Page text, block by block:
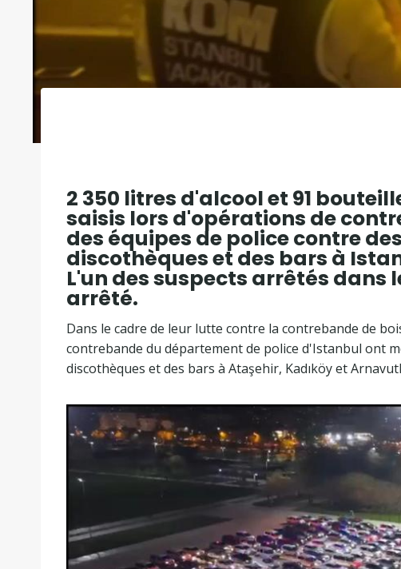
2 350 litres d'alcool et 91
saisis lors d'opérations de
des équipes de police contre
discothèques et des bars à
L'un des suspects arrêtés dans
arrêté.
Dans le cadre de leur lutte contre la contrebande de
contrebande du département de police d'Istanbul ont
discothèques et des bars à Ataşehir, Kadıköy et